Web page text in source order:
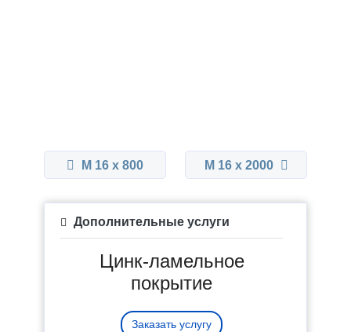
М 16 x 800 М 16 x 2000
Дополнительные услуги
Цинк-ламельное
покрытие
Заказать услугу